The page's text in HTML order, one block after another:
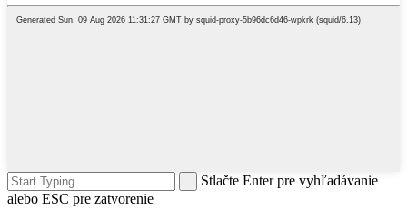
Stlačte Enter pre vyhľadávanie
alebo ESC pre zatvorenie